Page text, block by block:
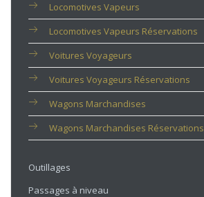
Locomotives Vapeurs
Locomotives Vapeurs Réservations
Voitures Voyageurs
Voitures Voyageurs Réservations
Wagons Marchandises
Wagons Marchandises Réservations
Outillages
Passages à niveau